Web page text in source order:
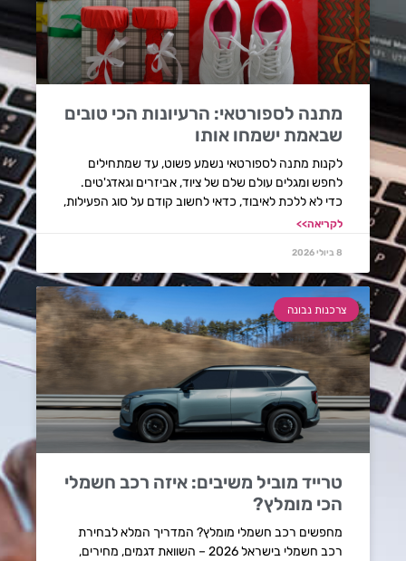
מתנה לספורטאי: הרעיונות הכי טובים
שבאמת ישמחו אותו
לקנות מתנה לספורטאי נשמע פשוט, עד שמתחילים
לחפש ומגלים עולם שלם של ציוד, אביזרים וגאדג'טים.
כדי לא ללכת לאיבוד, כדאי לחשוב קודם על סוג הפעילות,
לקריאה>>
8 ביולי 2026
צרכנות נבונה
טרייד מוביל משיבים: איזה רכב חשמלי
הכי מומלץ?
מחפשים רכב חשמלי מומלץ? המדריך המלא לבחירת
רכב חשמלי בישראל 2026 – השוואת דגמים, מחירים,